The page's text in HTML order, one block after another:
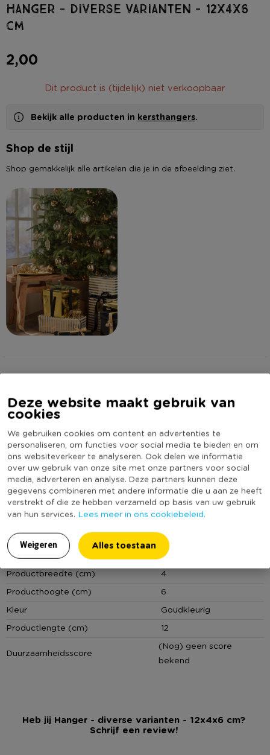
Deze website maakt gebruik van
cookies
We gebruiken cookies om content en advertenties te
personaliseren, om functies voor social media te bieden en om
ons websiteverkeer te analyseren. Ook delen we informatie
over uw gebruik van onze site met onze partners voor social
media, adverteren en analyse. Deze partners kunnen deze
gegevens combineren met andere informatie die u aan ze heeft
verstrekt of die ze hebben verzameld op basis van uw gebruik
van hun services. Lees meer in ons cookiebeleid.
Weigeren Alles toestaan
Hanger - diverse varianten - 12x4x6
cm
2,00
Dit product is (tijdelijk) niet verkoopbaar
Bekijk alle producten in kersthangers.
Shop de stijl
Shop gemakkelijk alle artikelen die je in de afbeelding ziet.
Hang je tak vol met mooie goudkleurige hangers voor een
vorm van een zebra, olifant of giraffe.Let op: het betreft
een assorti artikel. Dat houdt in dat je niet kan kiezen
welke variant je thuis krijgt.
* Hanger
* In de variant olifant, zebra en giraffe. Het is een verrassing
* Goudkleurig
* Gemaakt van polypropyleen
Lees meer
Specificaties
Artikelnummer
461089
Online Only
Nee
Materiaal
Polypropyleen
Productbreedte (cm)
4
Producthoogte (cm)
6
Kleur
Goudkleurig
Productlengte (cm)
12
Duurzaamheidsscore
(Nog) geen score
bekend
Heb jij Hanger - diverse varianten - 12x4x6 cm?
Schrijf een review!